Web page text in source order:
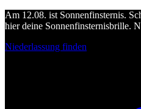
Am 12.08. ist Sonnenfinsternis.
hier deine Sonnenfinsternisbrille.
Niederlassung finden